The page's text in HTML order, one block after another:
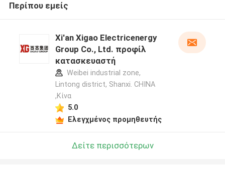
Περίπου εμείς
Xi'an Xigao Electricenergy
Group Co., Ltd. προφίλ
κατασκευαστή
Weibei industrial zone,
Lintong district, Shanxi. CHINA
,Κίνα
5.0
Ελεγχμένος προμηθευτής
Δείτε περισσότερων